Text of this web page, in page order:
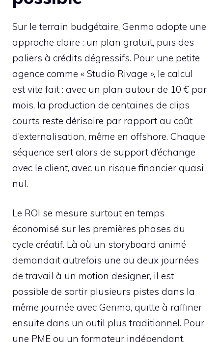
Sur le terrain budgétaire, Genmo adopte une
approche claire : un plan gratuit, puis des
paliers à crédits dégressifs. Pour une petite
agence comme « Studio Rivage », le calcul
est vite fait : avec un plan autour de 10 € par
mois, la production de centaines de clips
courts reste dérisoire par rapport au coût
d’externalisation, même en offshore. Chaque
séquence sert alors de support d’échange
avec le client, avec un risque financier quasi
nul.
Le ROI se mesure surtout en temps
économisé sur les premières phases du
cycle créatif. Là où un storyboard animé
demandait autrefois une ou deux journées
de travail à un motion designer, il est
possible de sortir plusieurs pistes dans la
même journée avec Genmo, quitte à raffiner
ensuite dans un outil plus traditionnel. Pour
une PME ou un formateur indépendant,